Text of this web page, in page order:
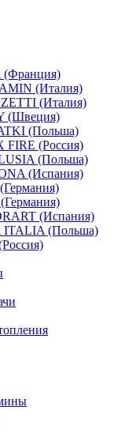
(Франция)
(Италия)
(Италия)
(Швеция)
(Польша)
(Россия)
(Польша)
(Испания)
(Испания)
(Польша)